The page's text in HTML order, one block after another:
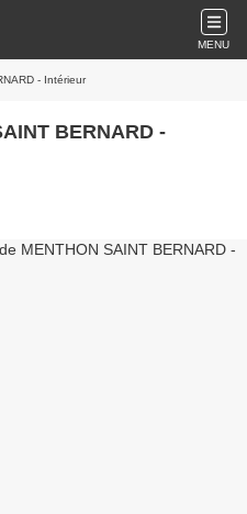
MENU
- Intérieur
BERNARD -